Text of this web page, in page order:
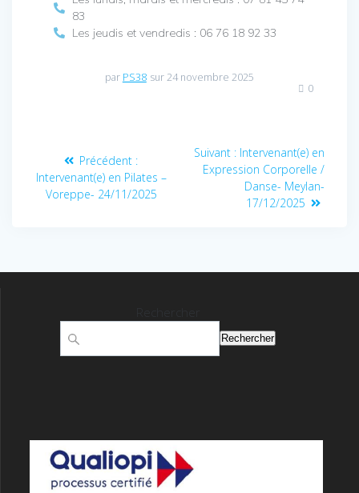
83
Les jeudis et vendredis : 06 76 18 92 33
par PS38 sur 24 novembre 2025
0
Précédent :
Intervenant(e) en Pilates –
Voreppe- 24/11/2025
Suivant : Intervenant(e) en
Expression Corporelle /
Danse- Meylan-
17/12/2025
Rechercher